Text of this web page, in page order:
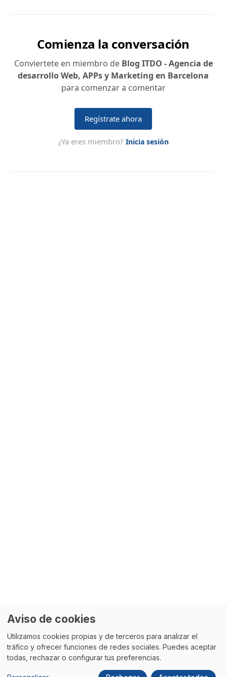
Aviso de cookies
Utilizamos cookies propias y de terceros para analizar el
tráfico y ofrecer funciones de redes sociales. Puedes aceptar
todas, rechazar o configurar tus preferencias.